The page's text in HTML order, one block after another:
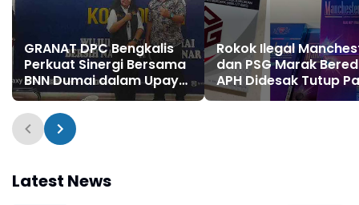
GRANAT DPC Bengkalis
Perkuat Sinergi Bersama
BNN Dumai dalam Upaya
Pencegahan Narkotika
Rokok Ilegal
dan PSG Marak
APH Didesak Tutup
dan Tindak Mafia
Latest News